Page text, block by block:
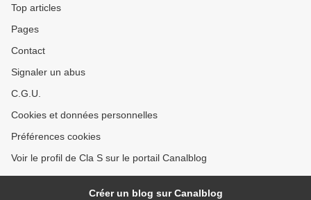
Top articles
Pages
Contact
Signaler un abus
C.G.U.
Cookies et données personnelles
Préférences cookies
Voir le profil de Cla S sur le portail Canalblog
Créer un blog sur Canalblog